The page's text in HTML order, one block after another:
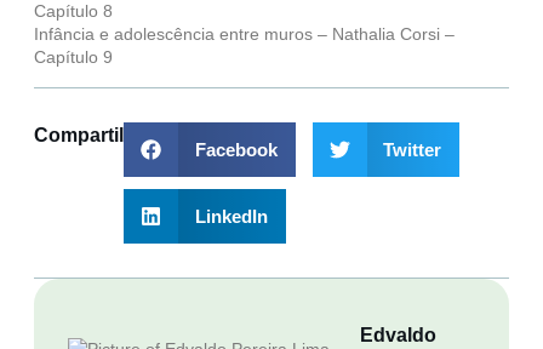
Capítulo 8
Infância e adolescência entre muros – Nathalia Corsi –
Capítulo 9
Compartilhar
Facebook Twitter
LinkedIn
Edvaldo